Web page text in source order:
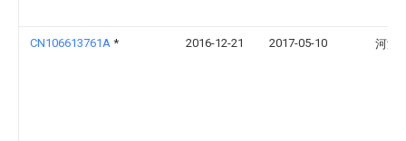
CN106613761A * 2016-12-21 2017-05-10 河海